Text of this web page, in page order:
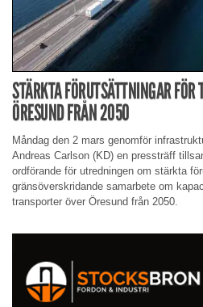
STÄRKTA FÖRUTSÄTTNINGAR FÖR
ÖRESUND FRÅN 2050
Måndag den 2 mars genomför
Andreas Carlson (KD) en pressträff
ordförande för utredningen om stärkta
gränsöverskridande samarbete om
transporter över Öresund från 2050.